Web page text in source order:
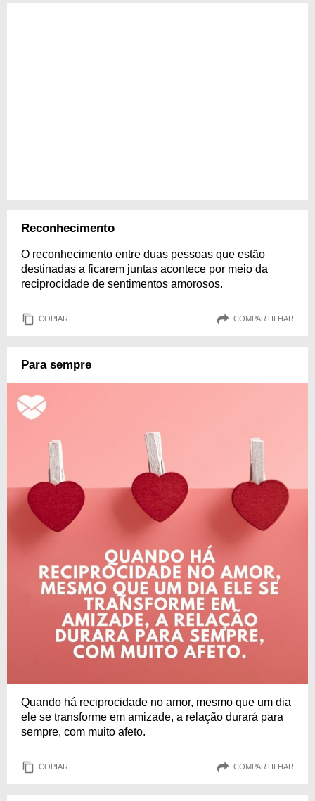
Reconhecimento
O reconhecimento entre duas pessoas que estão
destinadas a ficarem juntas acontece por meio da
reciprocidade de sentimentos amorosos.
COPIAR COMPARTILHAR
Para sempre
Quando há reciprocidade no amor, mesmo que um dia
ele se transforme em amizade, a relação durará para
sempre, com muito afeto.
COPIAR COMPARTILHAR